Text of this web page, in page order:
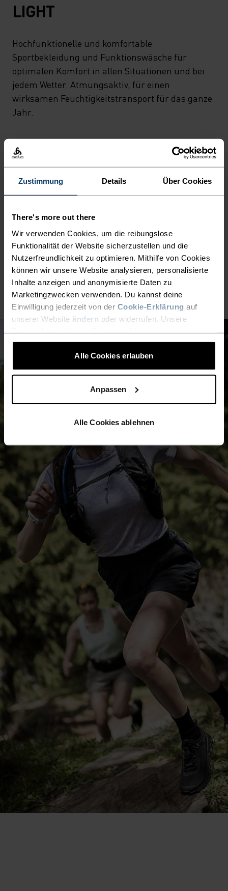
Zustimmung Details Über Cookies
There's more out there
Wir verwenden Cookies, um die reibungslose
Funktionalität der Website sicherzustellen und die
Nutzerfreundlichkeit zu optimieren. Mithilfe von Cookies
können wir unsere Website analysieren, personalisierte
Inhalte anzeigen und anonymisierte Daten zu
Marketingzwecken verwenden. Du kannst deine
Einwilligung jederzeit von der Cookie-Erklärung auf
unserer Website ändern oder widerrufen. Unsere
Alle Cookies erlauben
Anpassen
Alle Cookies ablehnen
LIGHT
Hochfunktionelle und komfortable
Sportbekleidung und Funktionswäsche für
optimalen Komfort in allen Situationen und bei
jedem Wetter. Atmungsaktiv, für einen
wirksamen Feuchtigkeitstransport für das ganze
Jahr.
MAXIMUM
30°
25°
20°
15°
10°
5°
0°
-5°
-10°
-15°
-20°
-25°
-30°
30°
25°
20°
15°
10°
5°
0°
-5°
-10°
-15°
-20°
-25°
-30°